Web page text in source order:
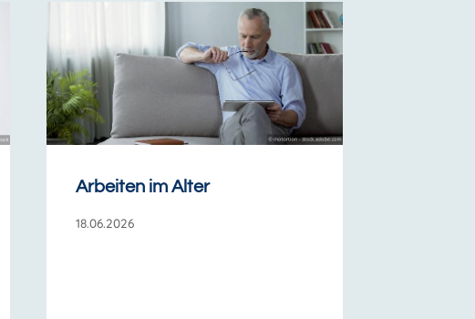
Arbeiten im Alter
18.06.2026